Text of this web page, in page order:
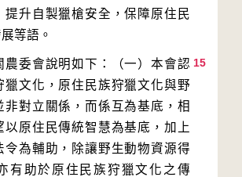
提升自製獵槍安全，保障原住民
15
委會說明如下：（一）本會認
獵文化，原住民族狩獵文化與野
非對立關係，而係互為基底，相
以原住民傳統智慧為基底，加上
令為輔助，除讓野生動物資源得
有助於原住民族狩獵文化之傳